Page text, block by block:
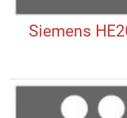
Siemens